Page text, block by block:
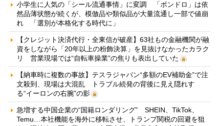
小学生に人気の「シール流通事情」に変調 「ボンドロ」は依
然品薄状態が続くが、模倣品や類似品が大量流通し一部で値崩
れ 「選別が本格化する時代に」
【クレジット決済代行・全東信が破産】63社もの金融機関が融
資をしながら「20年以上の粉飾決算」を見抜けなかったカラク
リ 営業現場では“自転車操業”の焦りも表出していた
【納車時に複数の事故】テスラジャパン“多額のEV補助金”で注
文殺到、現場は大混乱 トラブル続発の背後に見え隠れす
る“イーロンの右腕”の影
急増する中国企業の“国籍ロンダリング” SHEIN、TikTok、
Temu…本社機能を海外に移転させ、トランプ関税の回避を狙